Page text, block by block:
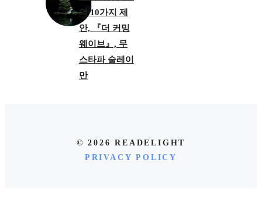
의 10가지 제
안, 『더 커밍
웨이브』, 무
스타파 술레이
만
© 2026 READELIGHT
PRIVACY POLICY